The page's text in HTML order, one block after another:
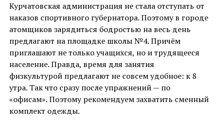
Курчатовская администрация не стала отступать от
наказов спортивного губернатора. Поэтому в городе
атомщиков зарядиться бодростью на весь день
предлагают на площадке школы №4. Причём
приглашают не только учащихся, но и трудящееся
население. Правда, время для занятия
физкультурой предлагают не совсем удобное: к 8
утра. Так что сразу после упражнений — по
«офисам». Поэтому рекомендуем захватить сменный
комплект одежды.